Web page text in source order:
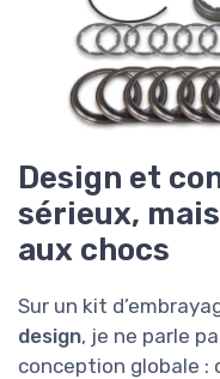
Design et
sérieux,
aux chocs
Sur un kit
design, je ne parle
conception globale :